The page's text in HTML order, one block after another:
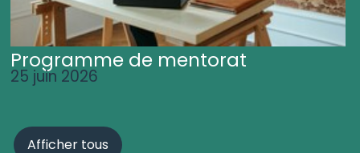
Programme de mentorat
25 juin 2026
Afficher tous